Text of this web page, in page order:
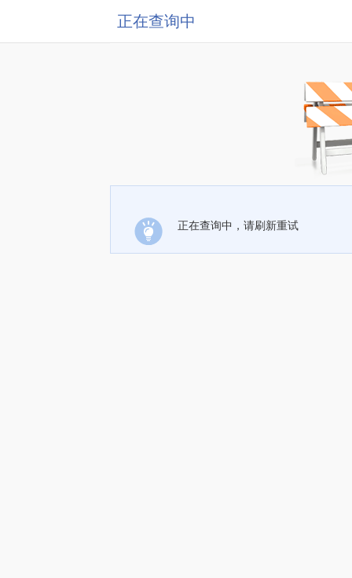
正在查询中
正在查询中，请刷新重试